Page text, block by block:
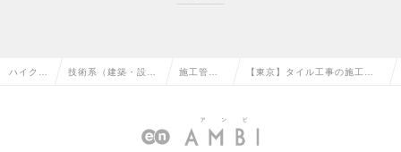
ハイクラ 技術系（建築・設 施工管理
の転職
【東京】タイル工事の施工管
の求人情報